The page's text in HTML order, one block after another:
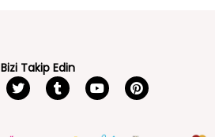
Bizi Takip Edin